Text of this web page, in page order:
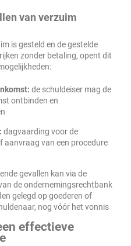
van verzuim
is gesteld en de gestelde
zonder betaling, opent dit
de schuldeiser mag de
ontbinden en
dagvaarding voor de
van een procedure
gevallen kan via de
de ondernemingsrechtbank
gelegd op goederen of
nog vóór het vonnis
effectieve